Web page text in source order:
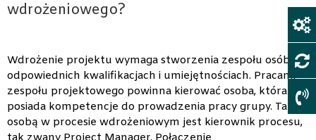
wdrożeniowego?
Wdrożenie projektu wymaga stworzenia zespołu osób o
odpowiednich kwalifikacjach i umiejętnościach. Pracami
zespołu projektowego powinna kierować osoba, która
posiada kompetencje do prowadzenia pracy grupy. Taką
osobą w procesie wdrożeniowym jest kierownik procesu,